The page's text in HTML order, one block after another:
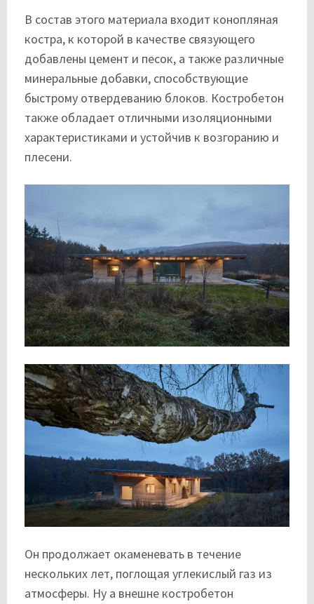
В состав этого материала входит конопляная
костра, к которой в качестве связующего
добавлены цемент и песок, а также различные
минеральные добавки, способствующие
быстрому отвердеванию блоков. Костробетон
также обладает отличными изоляционными
характеристиками и устойчив к возгоранию и
плесени.
Он продолжает окаменевать в течение
нескольких лет, поглощая углекислый газ из
атмосферы. Ну а внешне костробетон